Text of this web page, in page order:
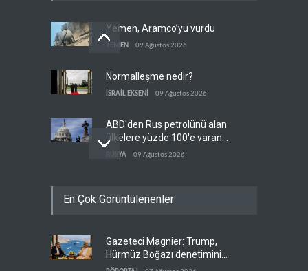
Yemen, Aramco’yu vurdu
YEMEN 09 Ağustos 2026
Normalleşme nedir?
İSRAİL EKSENİ 09 Ağustos 2026
ABD'den Rus petrolünü alan
ülkelere yüzde 100'e varan
gümrük vergisi
RUSYA 09 Ağustos 2026
süreci yerine soruşturma
Hürmüz krizi Guyana ve
Afrika'daki petrol
En Çok Görüntülenenler
Gazeteci Magnier: Trump,
Hürmüz Boğazı denetimini
doğrudan İran ve Umman'a